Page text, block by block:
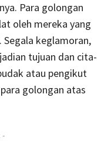
Para golongan
oleh mereka yang
keglamoran,
tujuan dan cita-
atau pengikut
golongan atas
-